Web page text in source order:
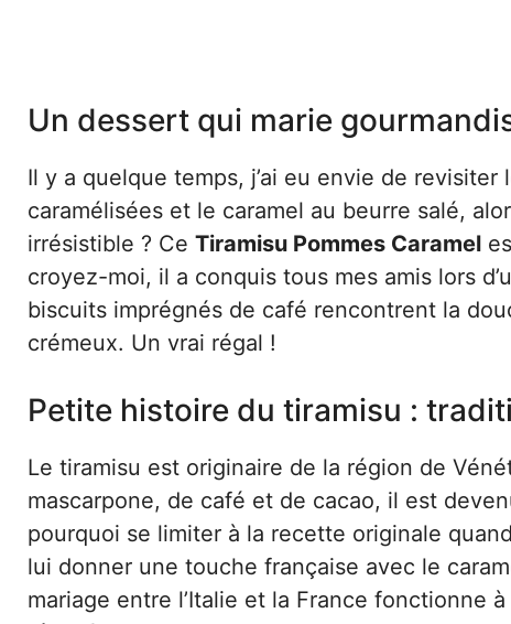
Un dessert qui marie
Il y a quelque temps, j’ai eu envie de
caramélisées et le caramel au beurre salé,
irrésistible ? Ce Tiramisu Pommes Caramel
croyez-moi, il a conquis tous mes amis lors
biscuits imprégnés de café rencontrent la
crémeux. Un vrai régal !
Petite histoire du tiramisu :
Le tiramisu est originaire de la région de
mascarpone, de café et de cacao, il est
pourquoi se limiter à la recette originale
lui donner une touche française avec le
mariage entre l’Italie et la France fonctionne